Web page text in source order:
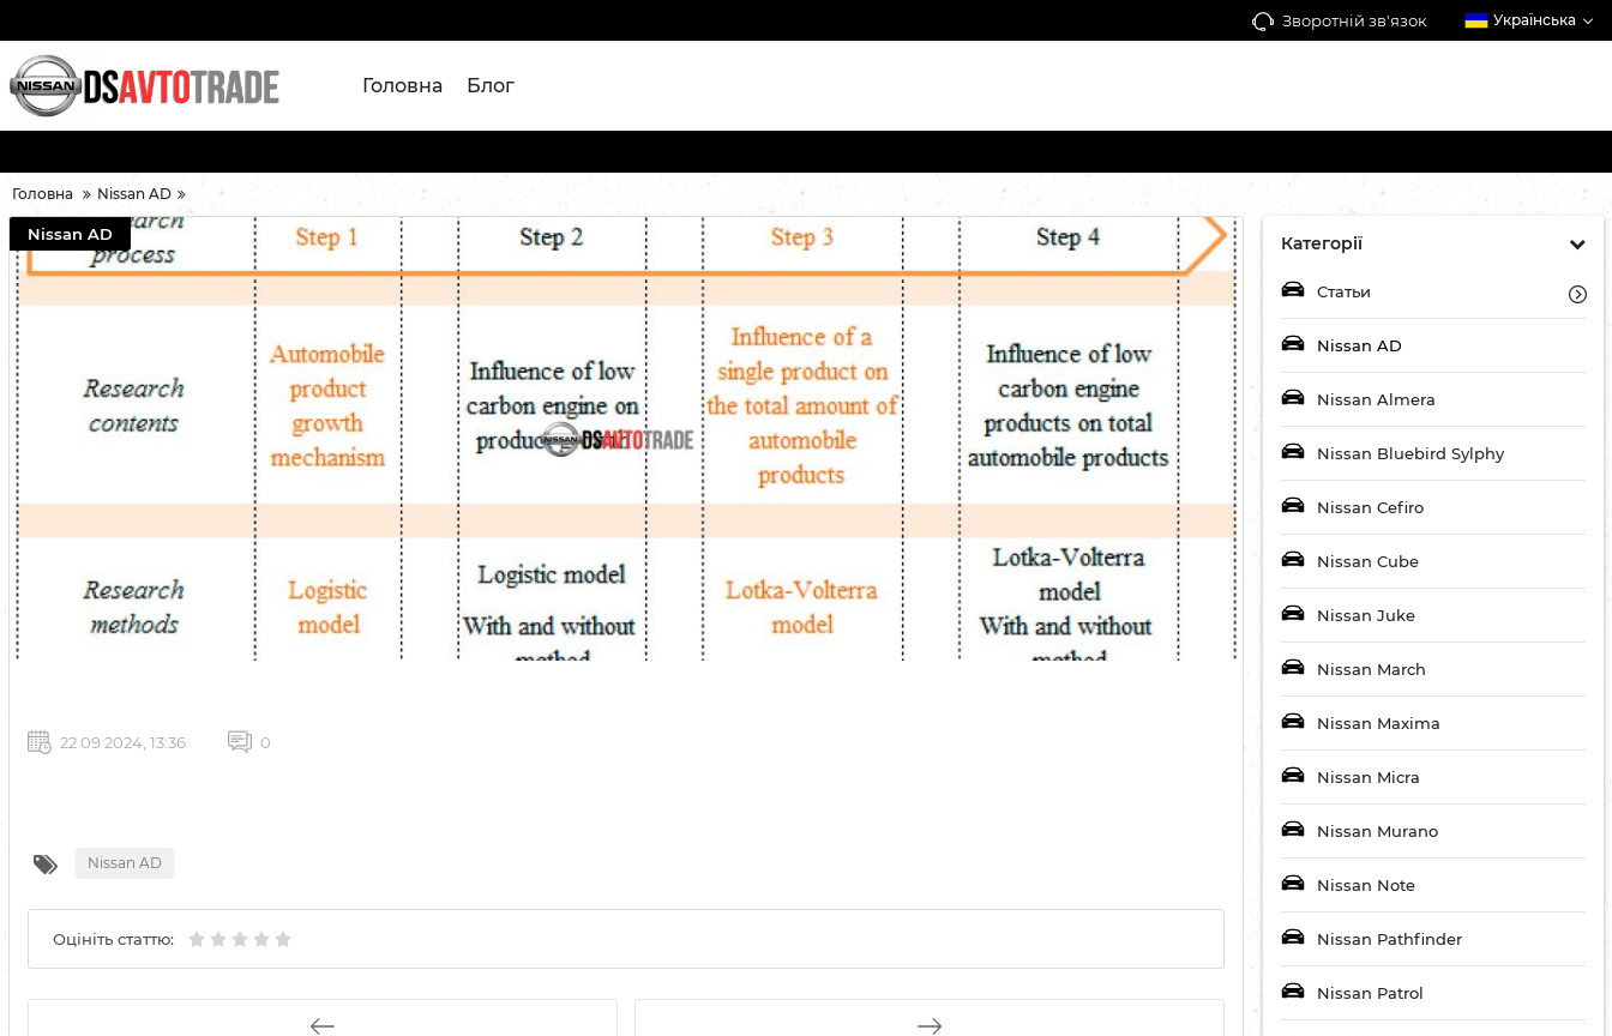
Зворотній зв'язок Українська
Головна Блог
Головна Nissan AD
Категорії
Статьи
Nissan AD
Nissan Almera
Nissan Bluebird Sylphy
Nissan Cefiro
Nissan Cube
Nissan Juke
Nissan March
Nissan Maxima
Nissan Micra
Nissan Murano
Nissan Note
Nissan Pathfinder
Nissan Patrol
Nissan AD
22 09 2024, 13:36 0
Nissan AD
Оцініть статтю: